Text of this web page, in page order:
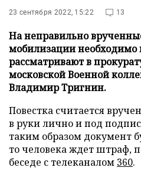
23 сентября 2022, 15:22 13
На неправильно
мобилизации необходимо
рассматривают в
московской Военной
Владимир Тригнин.
Повестка считается
в руки лично и под
таким образом документ
то человека ждет штраф,
беседе с телеканалом 360.